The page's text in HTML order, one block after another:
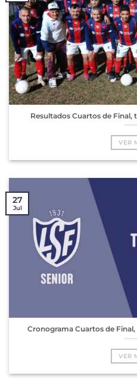
Resultados Cuartos de
VER
Cronograma Cuartos de
VER
27
Jul